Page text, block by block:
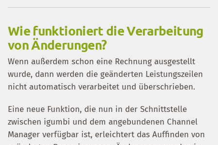
Wie funktioniert die Verarbeitung
von Änderungen?
Wenn außerdem schon eine Rechnung ausgestellt
wurde, dann werden die geänderten Leistungszeilen
nicht automatisch verarbeitet und überschrieben.
Eine neue Funktion, die nun in der Schnittstelle
zwischen igumbi und dem angebundenen Channel
Manager verfügbar ist, erleichtert das Auffinden von